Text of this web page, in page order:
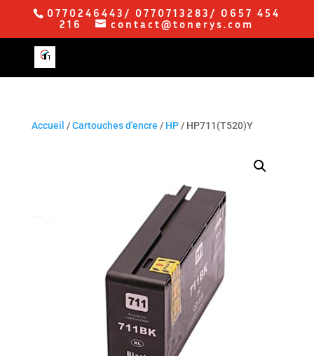
0770246443/ 0770713283/ O657 454
216
contact@tonerys.com
Accueil /Cartouches d'encre / HP/ HP711(T520)Y